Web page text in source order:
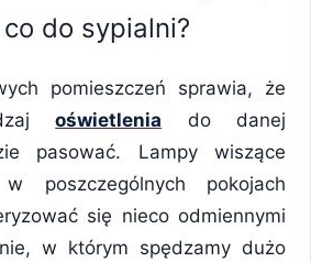
do sypialni?
pomieszczeń sprawia, że
oświetlenia do danej
pasować. Lampy wiszące
poszczególnych pokojach
się nieco odmiennymi
w którym spędzamy dużo